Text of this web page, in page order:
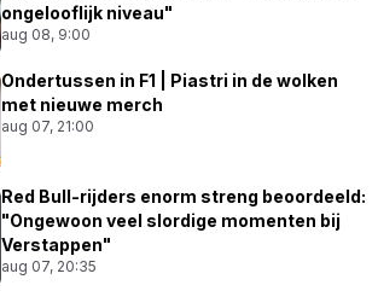
ongelooflijk niveau"
aug 08, 9:00
Ondertussen in F1 | Piastri in de wolken
met nieuwe merch
aug 07, 21:00
Red Bull-rijders enorm streng beoordeeld:
"Ongewoon veel slordige momenten bij
Verstappen"
aug 07, 20:35